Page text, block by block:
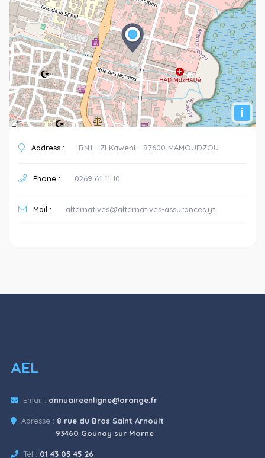
i
Address : RN1 - ZI Kaweni - 97600 MAMOUDZOU
Phone : 0269 61 11 10
Mail : alternatives@alternatives-assurances.yt
AEL
Email : annuaireenligne@orange.fr
Adresse : 8 rue du Bras Saint Arnoult
93460 Gounay sur Marne
Tél : 01 43 05 45 26